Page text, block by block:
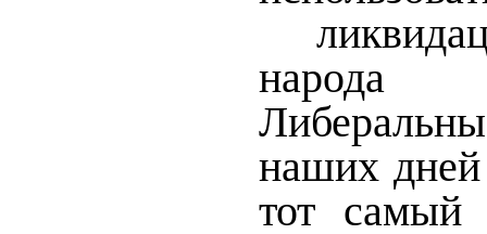
народа
наших дней
тот самый